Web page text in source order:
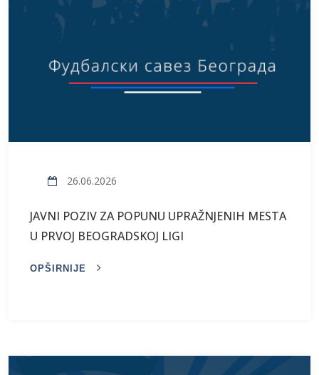
26.06.2026
JAVNI POZIV ZA POPUNU UPRAŽNJENIH MESTA
U PRVOJ BEOGRADSKOJ LIGI
OPŠIRNIJE